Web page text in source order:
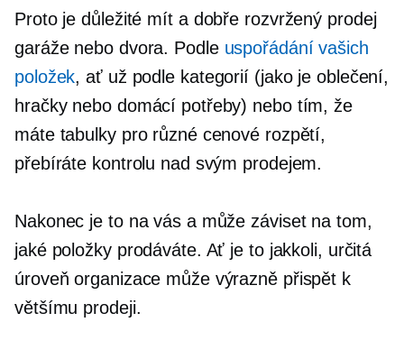
Proto je důležité mít a dobře rozvržený prodej
garáže nebo dvora. Podle uspořádání vašich
položek, ať už podle kategorií (jako je oblečení,
hračky nebo domácí potřeby) nebo tím, že
máte tabulky pro různé cenové rozpětí,
přebíráte kontrolu nad svým prodejem.
Nakonec je to na vás a může záviset na tom,
jaké položky prodáváte. Ať je to jakkoli, určitá
úroveň organizace může výrazně přispět k
většímu prodeji.